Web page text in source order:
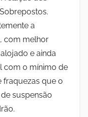
a
com melhor
e ainda
com o mínimo de
fraquezas que o
suspensão